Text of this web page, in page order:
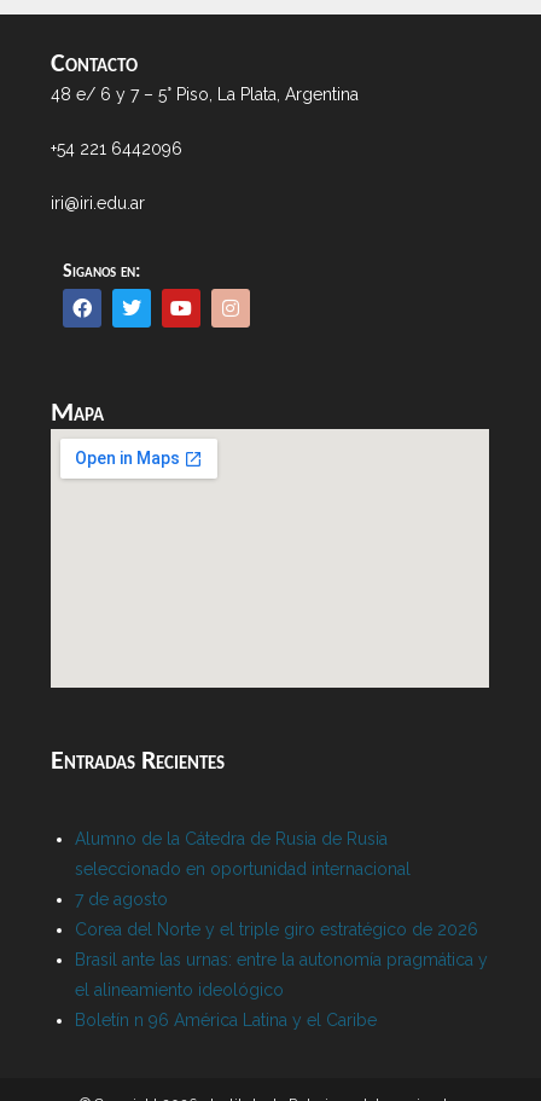
Contacto
48 e/ 6 y 7 – 5° Piso, La Plata, Argentina
+54 221 6442096
iri@iri.edu.ar
Siganos en:
Mapa
Entradas Recientes
Alumno de la Cátedra de Rusia de Rusia
seleccionado en oportunidad internacional
7 de agosto
Corea del Norte y el triple giro estratégico de 2026
Brasil ante las urnas: entre la autonomía pragmática y
el alineamiento ideológico
Boletín n 96 América Latina y el Caribe